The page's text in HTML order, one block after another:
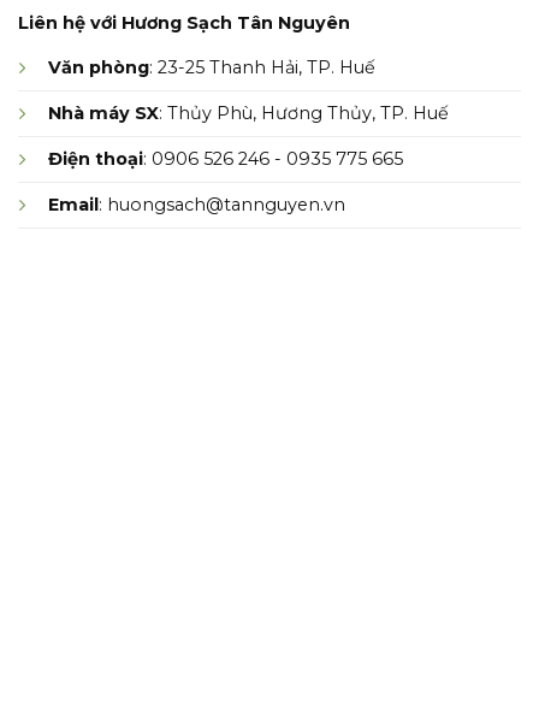
Liên hệ với Hương Sạch Tân Nguyên
Văn phòng: 23-25 Thanh Hải, TP. Huế
Nhà máy SX: Thủy Phù, Hương Thủy, TP. Huế
Điện thoại: 0906 526 246 - 0935 775 665
Email: huongsach@tannguyen.vn